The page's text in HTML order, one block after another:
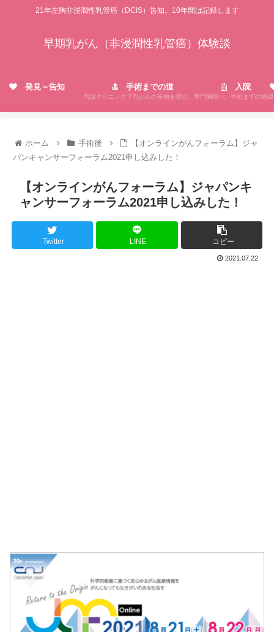
21年左胸非浸潤性乳管癌（DCIS）告知。10年間は記録します
早期乳がん（非浸潤性乳管癌）体験談
発見～告知 手術までの道
乳腺クリニックで乳がんの告知を受け、専門病院へ。手術までの経
入院
ホーム 手術後
【オンラインがんフォーラム】ジャ
パンキャンサーフォーラム2021申し込みした！
【オンラインがんフォーラム】ジャパンキ
ャンサーフォーラム2021申し込みした！
Twitter LINE コピー
2021.07.22